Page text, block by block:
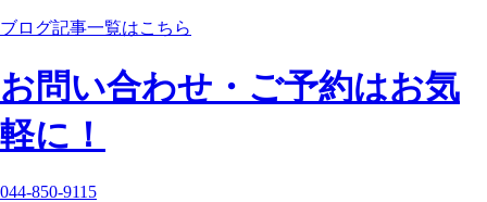
ブログ記事一覧はこちら
お問い合わせ・ご予約はお気
軽に！
044-850-9115